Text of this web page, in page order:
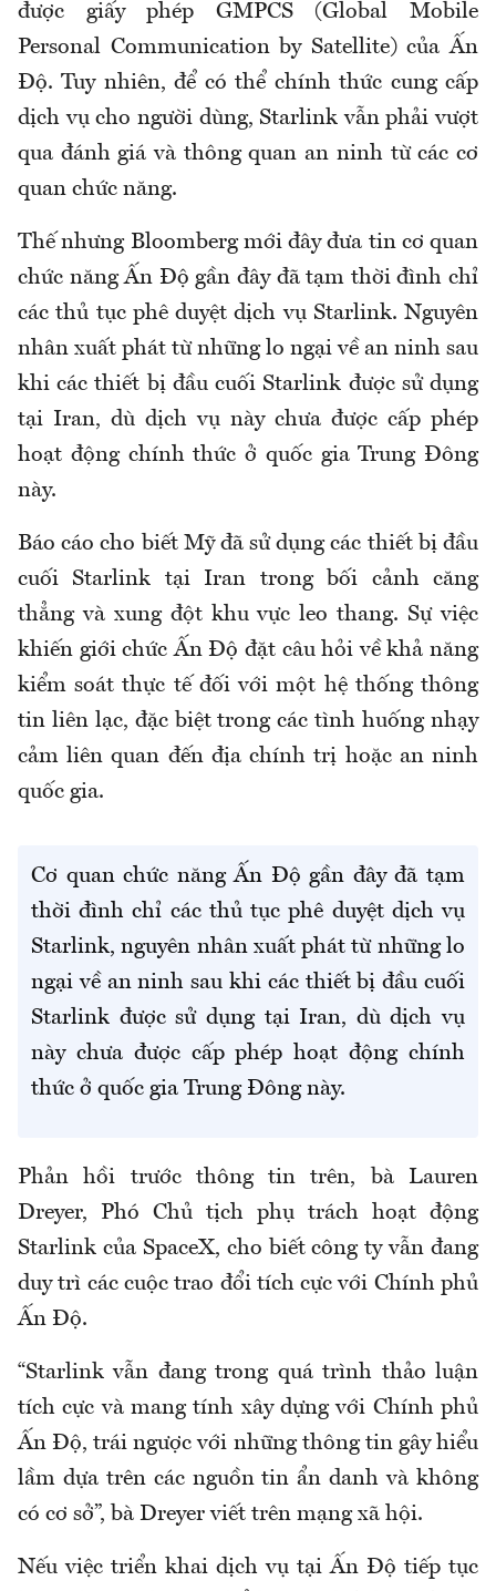
được giấy phép GMPCS (Global Mobile
Personal Communication by Satellite) của Ấn
Độ. Tuy nhiên, để có thể chính thức cung cấp
dịch vụ cho người dùng, Starlink vẫn phải vượt
qua đánh giá và thông quan an ninh từ các cơ
quan chức năng.
Thế nhưng Bloomberg mới đây đưa tin cơ quan
chức năng Ấn Độ gần đây đã tạm thời đình chỉ
các thủ tục phê duyệt dịch vụ Starlink. Nguyên
nhân xuất phát từ những lo ngại về an ninh sau
khi các thiết bị đầu cuối Starlink được sử dụng
tại Iran, dù dịch vụ này chưa được cấp phép
hoạt động chính thức ở quốc gia Trung Đông
này.
Báo cáo cho biết Mỹ đã sử dụng các thiết bị đầu
cuối Starlink tại Iran trong bối cảnh căng
thẳng và xung đột khu vực leo thang. Sự việc
khiến giới chức Ấn Độ đặt câu hỏi về khả năng
kiểm soát thực tế đối với một hệ thống thông
tin liên lạc, đặc biệt trong các tình huống nhạy
cảm liên quan đến địa chính trị hoặc an ninh
quốc gia.
Cơ quan chức năng Ấn Độ gần đây đã tạm
thời đình chỉ các thủ tục phê duyệt dịch vụ
Starlink, nguyên nhân xuất phát từ những lo
ngại về an ninh sau khi các thiết bị đầu cuối
Starlink được sử dụng tại Iran, dù dịch vụ
này chưa được cấp phép hoạt động chính
thức ở quốc gia Trung Đông này.
Phản hồi trước thông tin trên, bà Lauren
Dreyer, Phó Chủ tịch phụ trách hoạt động
Starlink của SpaceX, cho biết công ty vẫn đang
duy trì các cuộc trao đổi tích cực với Chính phủ
Ấn Độ.
“Starlink vẫn đang trong quá trình thảo luận
tích cực và mang tính xây dựng với Chính phủ
Ấn Độ, trái ngược với những thông tin gây hiểu
lầm dựa trên các nguồn tin ẩn danh và không
có cơ sở”, bà Dreyer viết trên mạng xã hội.
Nếu việc triển khai dịch vụ tại Ấn Độ tiếp tục